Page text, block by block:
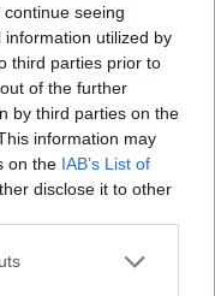
seeing
utilized by
third parties prior to
of the further
by third parties on the
information may
on the IAB’s List of
disclose it to other
eerst amloddipine
vertrouwd, was
echt toen
toen mee gestopt
troep ernstige
Geen erecktie
75 na middag en
0 reacties